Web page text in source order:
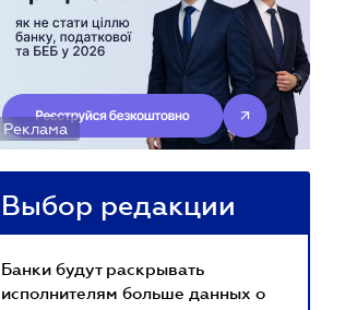
Реклама
Выбор редакции
Банки будут раскрывать
исполнителям больше данных о